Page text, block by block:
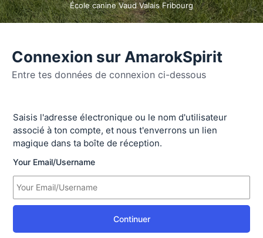
Connexion sur AmarokSpirit
Entre tes données de connexion ci-dessous
Se
connecter
Saisis l'adresse électronique ou le nom d'utilisateur
associé à ton compte, et nous t'enverrons un lien
magique dans ta boîte de réception.
Your Email/Username
Continuer
École canine Vaud Valais Fribourg